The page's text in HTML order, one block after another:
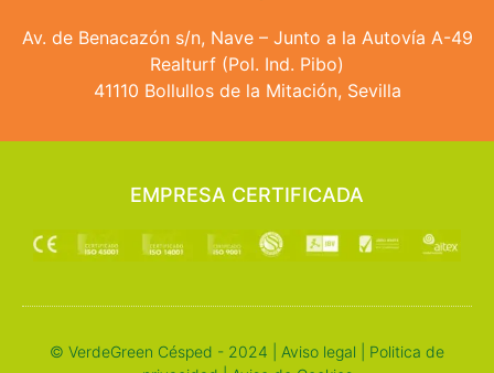
Av. de Benacazón s/n, Nave – Junto a la Autovía A-49
Realturf (Pol. Ind. Pibo)
41110 Bollullos de la Mitación, Sevilla
EMPRESA CERTIFICADA
© VerdeGreen Césped - 2024 | Aviso legal
Politica de